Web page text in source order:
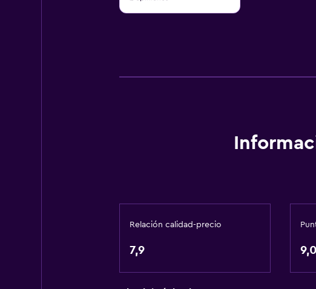
Relación calidad-precio
7,9 9,0